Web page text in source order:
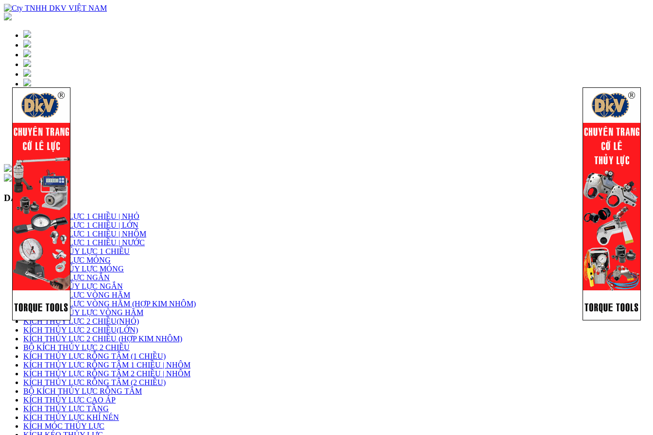
DANH MỤC
KÍCH THỦY LỰC 1 CHIỀU | NHỎ
KÍCH THỦY LỰC 1 CHIỀU | LỚN
KÍCH THỦY LỰC 1 CHIỀU | NHÔM
KÍCH THỦY LỰC 1 CHIỀU | NƯỚC
BỘ KÍCH THỦY LỰC 1 CHIỀU
KÍCH THỦY LỰC MỎNG
BỘ KÍCH THỦY LỰC MỎNG
KÍCH THỦY LỰC NGẮN
BỘ KÍCH THỦY LỰC NGẮN
KÍCH THỦY LỰC VÒNG HÃM
KÍCH THỦY LỰC VÒNG HÃM (HỢP KIM NHÔM)
BỘ KÍCH THỦY LỰC VÒNG HÃM
KÍCH THỦY LỰC 2 CHIỀU(NHỎ)
KÍCH THỦY LỰC 2 CHIỀU(LỚN)
KÍCH THỦY LỰC 2 CHIỀU (HỢP KIM NHÔM)
BỘ KÍCH THỦY LỰC 2 CHIỀU
KÍCH THỦY LỰC RỖNG TÂM (1 CHIỀU)
KÍCH THỦY LỰC RỖNG TÂM 1 CHIỀU | NHÔM
KÍCH THỦY LỰC RỖNG TÂM 2 CHIỀU | NHÔM
KÍCH THỦY LỰC RỖNG TÂM (2 CHIỀU)
BỘ KÍCH THỦY LỰC RỖNG TÂM
KÍCH THỦY LỰC CAO ÁP
KÍCH THỦY LỰC TẦNG
KÍCH THỦY LỰC KHÍ NÉN
KÍCH MÓC THỦY LỰC